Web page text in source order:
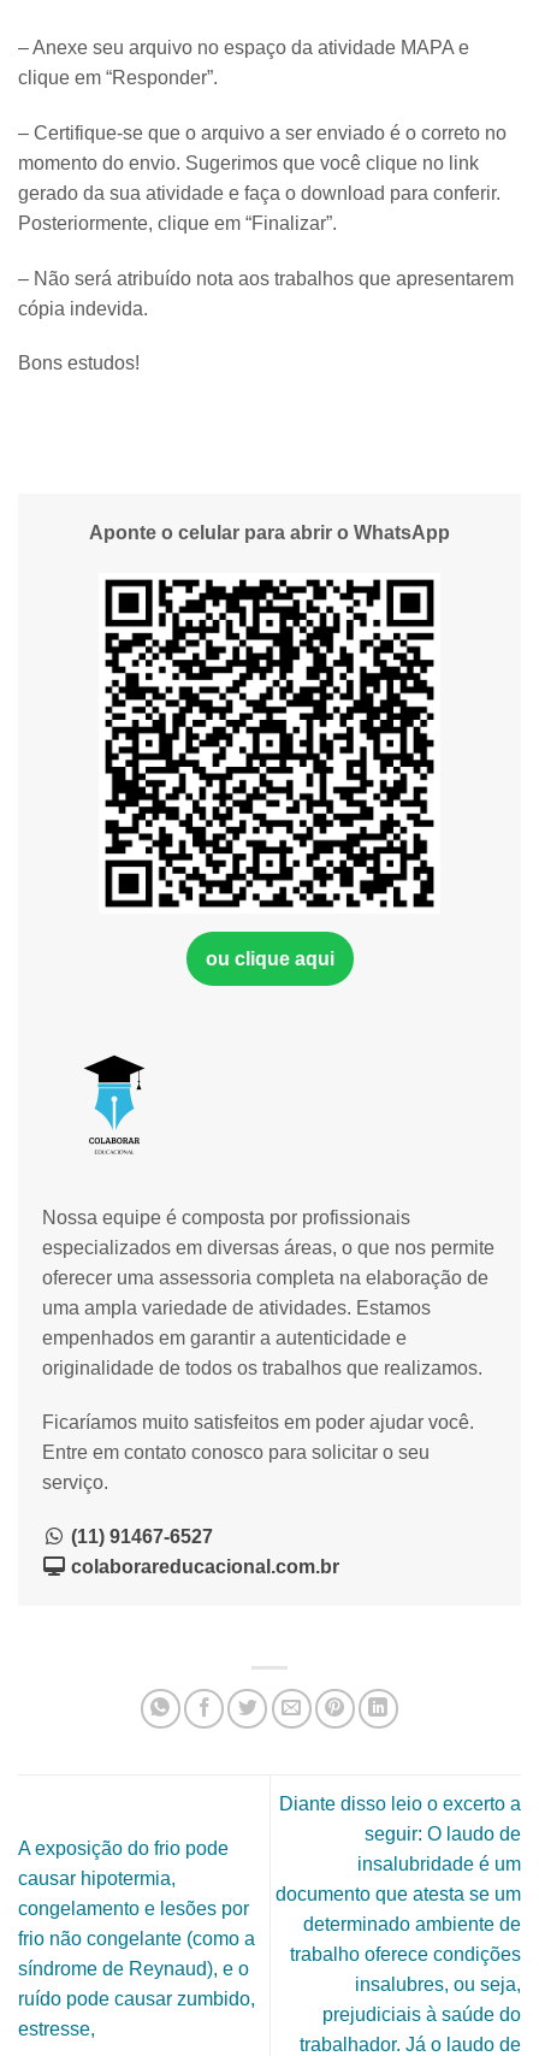
– Anexe seu arquivo no espaço da atividade MAPA e
clique em “Responder”.
– Certifique-se que o arquivo a ser enviado é o correto no
momento do envio. Sugerimos que você clique no link
gerado da sua atividade e faça o download para conferir.
Posteriormente, clique em “Finalizar”.
– Não será atribuído nota aos trabalhos que apresentarem
cópia indevida.
Bons estudos!
Nossa equipe é composta por profissionais
especializados em diversas áreas, o que nos permite
oferecer uma assessoria completa na elaboração de
uma ampla variedade de atividades. Estamos
empenhados em garantir a autenticidade e
originalidade de todos os trabalhos que realizamos.
Ficaríamos muito satisfeitos em poder ajudar você.
Entre em contato conosco para solicitar o seu
serviço.
(11) 91467-6527
colaborareducacional.com.br
Aponte o celular para abrir o WhatsApp
ou clique aqui
A exposição do frio pode
causar hipotermia,
congelamento e lesões por
frio não congelante (como a
síndrome de Reynaud), e o
ruído pode causar zumbido,
estresse,
Diante disso leio o excerto a
seguir: O laudo de
insalubridade é um
documento que atesta se um
determinado ambiente de
trabalho oferece condições
insalubres, ou seja,
prejudiciais à saúde do
trabalhador. Já o laudo de